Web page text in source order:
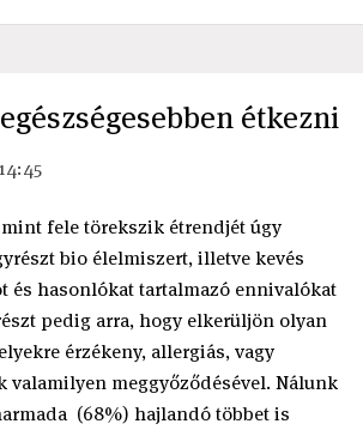
étkezni
fele törekszik étrendjét úgy
bio élelmiszert, illetve kevés
és hasonlókat tartalmazó ennivalókat
pedig arra, hogy elkerüljön olyan
érzékeny, allergiás, vagy
valamilyen meggyőződésével. Nálunk
(68%) hajlandó többet is